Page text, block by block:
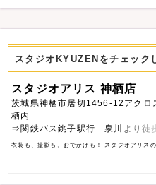
スタジオKYUZENをチェック
スタジオアリス 神栖店
茨城県神栖市居切1456-12アクロ
栖内
⇒関鉄バス銚子駅行 泉川より徒
衣装も、撮影も、おでかけも！ スタジオアリス